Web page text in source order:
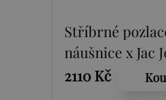
Stříbrné
náušnice x Jac
Soul DE659
2110 Kč